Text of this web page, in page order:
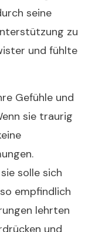
seine
zu
und fühlte
Gefühle und
sie traurig
solle sich
empfindlich
lehrten